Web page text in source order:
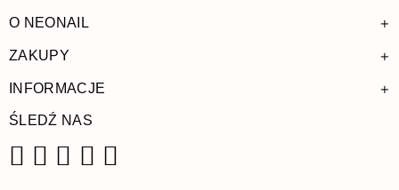
O NEONAIL +
ZAKUPY +
INFORMACJE +
ŚLEDŹ NAS